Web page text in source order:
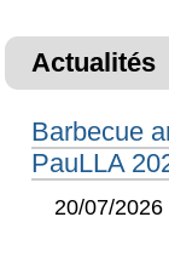
Actualités
Barbecue
PauLLA
20/07/2026